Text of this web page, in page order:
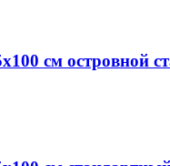
см островной